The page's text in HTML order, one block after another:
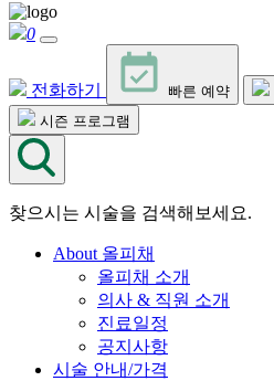
0
전화하기 빠른 예약
시즌 프로그램
찾으시는 시술을 검색해보세요.
About 올피채
올피채 소개
의사 & 직원 소개
진료일정
공지사항
시술 안내/가격